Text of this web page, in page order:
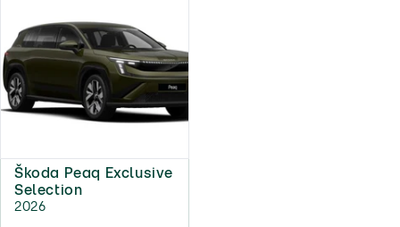
Škoda Peaq Exclusive
Selection
2026